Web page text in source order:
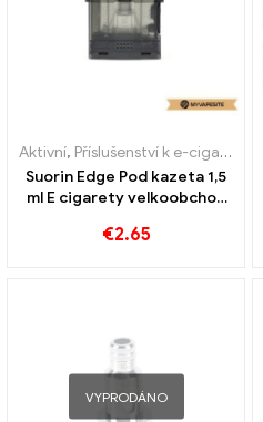
Aktivní, Příslušenství k e-cigaretám
Suorin Edge Pod kazeta 1,5
ml E cigarety velkoobchod
€2.65
VYPRODÁNO